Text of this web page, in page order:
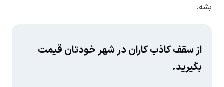
بشه.
از سقف کاذب کاران در شهر خودتان قیمت
بگیرید.